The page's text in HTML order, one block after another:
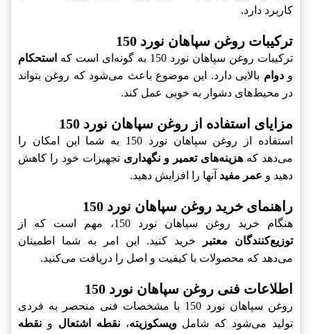
کاربرد دارد.
ترکیبات روغن سپاهان نورد 150
ترکیبات روغن سپاهان نورد 150 به گونه‌ای است که
استحکام
ودوام بالایی دارد. این موضوع باعث می‌شود که روغن بتواند
در محیط‌های دشوار به خوبی عمل کند.
مزایای استفاده از روغن سپاهان نورد 150
استفاده از روغن سپاهان نورد 150 به شما این امکان را
می‌دهد که هزینه‌های تعمیر و نگهداری تجهیزات خود را کاهش
دهید و عمر مفید آنها را افزایش دهید.
راهنمای خرید روغن سپاهان نورد 150
هنگام خرید روغن سپاهان نورد 150، مهم است که از
توزیع‌کنندگان معتبر
خرید کنید. این امر به شما اطمینان
می‌دهد که محصولات با کیفیت و اصل را دریافت می‌کنید.
اطلاعات فنی روغن سپاهان نورد 150
روغن سپاهان نورد 150 با مشخصات فنی منحصر به فردی
تولید می‌شود که شاملویسکوزیته،نقطه اشتعال و نقطه